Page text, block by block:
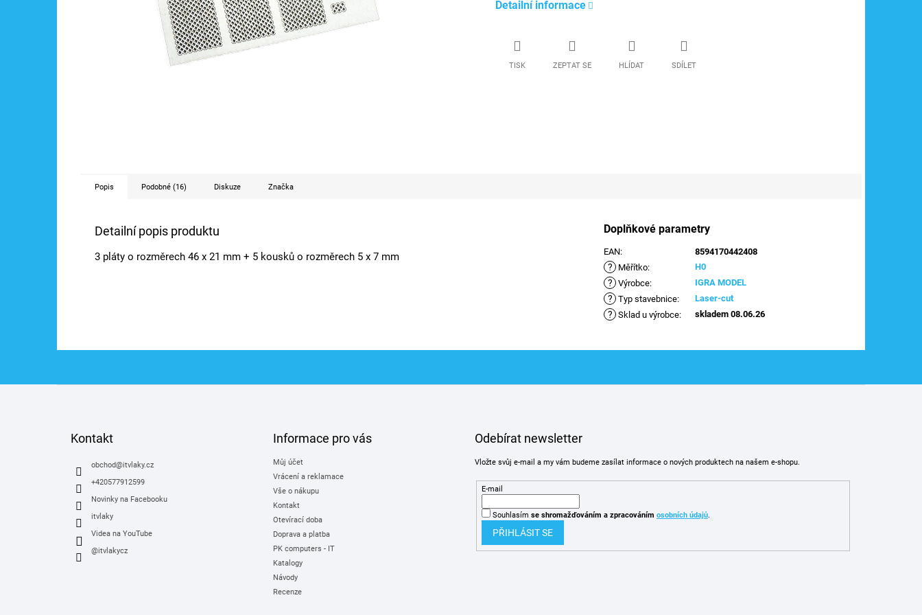
Detailní informace
TISK ZEPTAT SE HLÍDAT SDÍLET
Popis Podobné (16) Diskuze Značka
Detailní popis produktu
3 pláty o rozměrech 46 x 21 mm + 5 kousků o rozměrech 5 x 7 mm
Doplňkové parametry
EAN: 8594170442408
? Měřítko: H0
? Výrobce: IGRA MODEL
? Typ stavebnice: Laser-cut
? Sklad u výrobce: skladem 08.06.26
Kontakt
obchod@itvlaky.cz
+420577912599
Novinky na Facebooku
itvlaky
Videa na YouTube
@itvlakycz
Informace pro vás
Můj účet
Vrácení a reklamace
Vše o nákupu
Kontakt
Otevírací doba
Doprava a platba
PK computers - IT
Katalogy
Návody
Recenze
Odebírat newsletter
Vložte svůj e-mail a my vám budeme zasílat informace o nových produktech na našem e-shopu.
E-mail
Souhlasím se shromažďováním a zpracováním osobních údajů.
PŘIHLÁSIT SE